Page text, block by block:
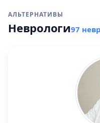
АЛЬТЕРНАТИВЫ
Неврологи97